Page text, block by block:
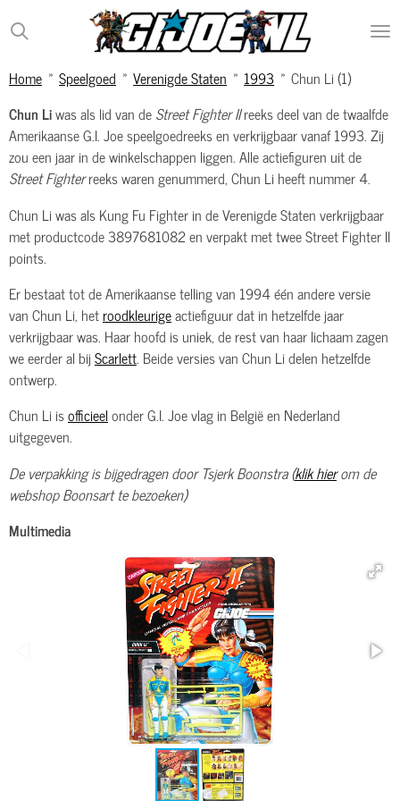
Ga
direct
de
Home » Speelgoed » Verenigde Staten » 1993 » Chun Li (1)
Chun Liwas als lid van deStreet Fighter IIreeks deel van de twaalfde
Amerikaanse G.I. Joe speelgoedreeks en verkrijgbaar vanaf 1993. Zij
zou een jaar in de winkelschappen liggen. Alle actiefiguren uit de
Street Fighterreeks waren genummerd, Chun Li heeft nummer 4.
Chun Li was als Kung Fu Fighter in de Verenigde Staten verkrijgbaar
met productcode 3897681082 en verpakt met twee Street Fighter II
points.
Er bestaat tot de Amerikaanse telling van 1994 één andere versie
van Chun Li, hetroodkleurigeactiefiguur dat in hetzelfde jaar
verkrijgbaar was. Haar hoofd is uniek, de rest van haar lichaam zagen
we eerder al bijScarlett. Beide versies van Chun Li delen hetzelfde
ontwerp.
Chun Li isofficieelonder G.I. Joe vlag in België en Nederland
uitgegeven.
De verpakking is bijgedragen door Tsjerk Boonstra (klik hierom de
webshop Boonsart te bezoeken)
Multimedia